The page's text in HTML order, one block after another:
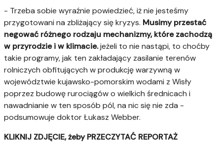
- Trzeba sobie wyraźnie powiedzieć, iż nie jesteśmy
przygotowani na zbliżający się kryzys. Musimy przestać
negować różnego rodzaju mechanizmy, które zachodzą
w przyrodzie i w klimacie.jeżeli to nie nastąpi, to choćby
takie programy, jak ten zakładający zasilanie terenów
rolniczych obfitujących w produkcję warzywną w
województwie kujawsko-pomorskim wodami z Wisły
poprzez budowę rurociągów o wielkich średnicach i
nawadnianie w ten sposób pól, na nic się nie zda -
podsumowuje doktor Łukasz Webber.
KLIKNIJ ZDJĘCIE, żeby PRZECZYTAĆ REPORTAŻ